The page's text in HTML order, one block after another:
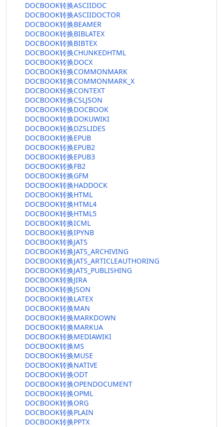
DOCBOOK转换ASCIIDOC
DOCBOOK转换ASCIIDOCTOR
DOCBOOK转换BEAMER
DOCBOOK转换BIBLATEX
DOCBOOK转换BIBTEX
DOCBOOK转换CHUNKEDHTML
DOCBOOK转换DOCX
DOCBOOK转换COMMONMARK
DOCBOOK转换COMMONMARK_X
DOCBOOK转换CONTEXT
DOCBOOK转换CSLJSON
DOCBOOK转换DOCBOOK
DOCBOOK转换DOKUWIKI
DOCBOOK转换DZSLIDES
DOCBOOK转换EPUB
DOCBOOK转换EPUB2
DOCBOOK转换EPUB3
DOCBOOK转换FB2
DOCBOOK转换GFM
DOCBOOK转换HADDOCK
DOCBOOK转换HTML
DOCBOOK转换HTML4
DOCBOOK转换HTML5
DOCBOOK转换ICML
DOCBOOK转换IPYNB
DOCBOOK转换JATS
DOCBOOK转换JATS_ARCHIVING
DOCBOOK转换JATS_ARTICLEAUTHORING
DOCBOOK转换JATS_PUBLISHING
DOCBOOK转换JIRA
DOCBOOK转换JSON
DOCBOOK转换LATEX
DOCBOOK转换MAN
DOCBOOK转换MARKDOWN
DOCBOOK转换MARKUA
DOCBOOK转换MEDIAWIKI
DOCBOOK转换MS
DOCBOOK转换MUSE
DOCBOOK转换NATIVE
DOCBOOK转换ODT
DOCBOOK转换OPENDOCUMENT
DOCBOOK转换OPML
DOCBOOK转换ORG
DOCBOOK转换PLAIN
DOCBOOK转换PPTX